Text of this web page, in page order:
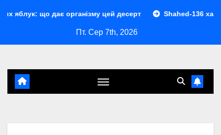
організму цей десерт Shahed-136 характеристики:
Пт. Сер 7th, 2026